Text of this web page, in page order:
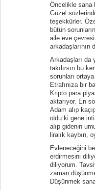
Öncelikle sana
Güzel
teşekkürler.
bütün
aile eve
arkadaşlarının
Arkadaşları da
takılırsın bu
sorunları
Etrafınıza bir
Kripto para
aktarıyor. En
Adam alıp
oldu ki gene
alıp gidenin
liralık kaybın,
Evleneceğini
erdirmesini
diliyorum.
zaman
Düşünmek